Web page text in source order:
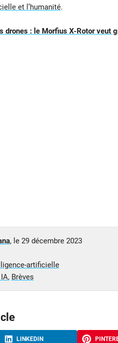
et l’humanité.
drones : le Morfius X-Rotor
, le 29 décembre 2023
artificielle
, Brèves
LINKEDIN